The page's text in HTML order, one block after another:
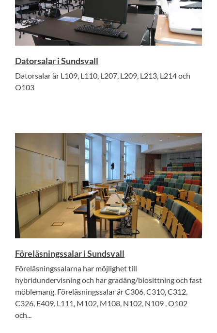
Datorsalar i Sundsvall
Datorsalar är L109, L110, L207, L209, L213, L214 och
O103
Föreläsningssalar i Sundsvall
Föreläsningssalarna har möjlighet till
hybridundervisning och har gradäng/biosittning och fast
möblemang. Föreläsningssalar är C306, C310, C312,
C326, E409, L111, M102, M108, N102, N109 , O102
och...